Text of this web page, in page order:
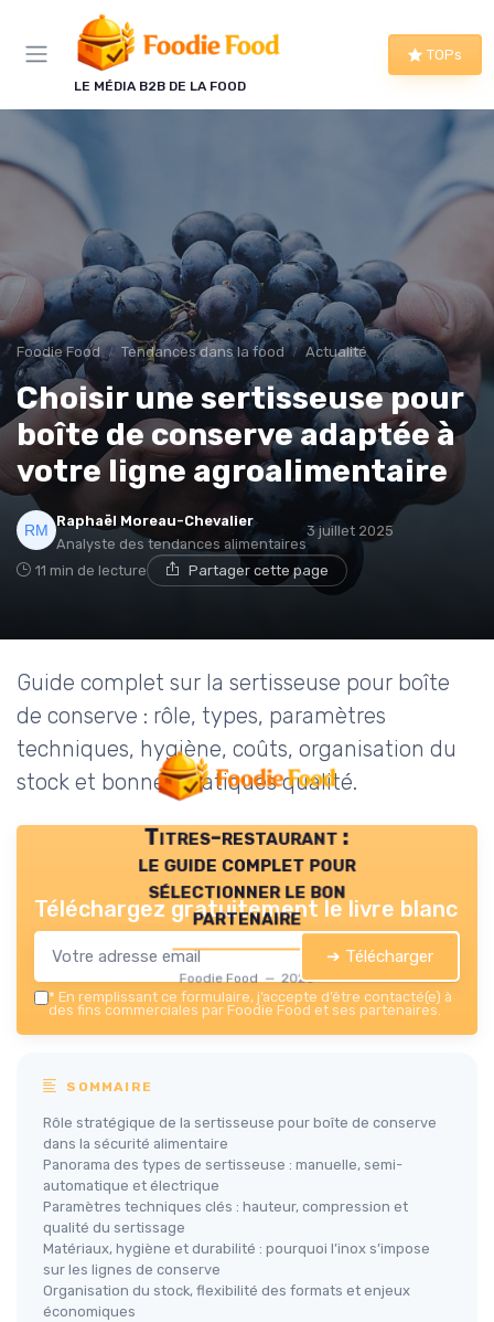
LE MÉDIA B2B DE LA FOOD
TOPs
Foodie Food Tendances dans la food Actualité
Choisir une sertisseuse pour
boîte de conserve adaptée à
votre ligne agroalimentaire
Raphaël Moreau-Chevalier
Analyste des tendances alimentaires
3 juillet 2025
11 min de lecture Partager cette page
Guide complet sur la sertisseuse pour boîte
de conserve : rôle, types, paramètres
techniques, hygiène, coûts, organisation du
stock et bonnes pratiques qualité.
Titres-restaurant :
le guide complet pour
sélectionner le bon
partenaire
Foodie Food — 2026
Téléchargez gratuitement le livre blanc
➔ Télécharger
* En remplissant ce formulaire, j’accepte d’être contacté(e) à
des fins commerciales par Foodie Food et ses partenaires.
SOMMAIRE
Rôle stratégique de la sertisseuse pour boîte de conserve
dans la sécurité alimentaire
Panorama des types de sertisseuse : manuelle, semi-
automatique et électrique
Paramètres techniques clés : hauteur, compression et
qualité du sertissage
Matériaux, hygiène et durabilité : pourquoi l’inox s’impose
sur les lignes de conserve
Organisation du stock, flexibilité des formats et enjeux
économiques
Panneau de gestion des cookies